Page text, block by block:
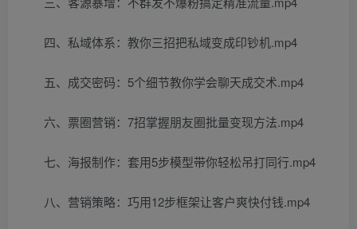
四、私域体系：教你三招把私域变成印钞机.mp4
五、成交密码：5个细节教你学会聊天成交术.mp4
六、票圈营销：7招掌握朋友圈批量变现方法.mp4
七、海报制作：套用5步模型带你轻松吊打同行.mp4
八、营销策略：巧用12步框架让客户爽快付钱.mp4